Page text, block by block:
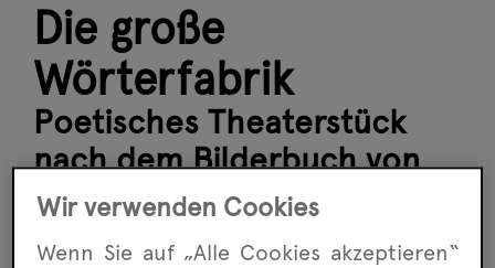
Die große
Wörterfabrik
Poetisches Theaterstück
nach dem Bilderbuch von
Agnès de Lestrade und
Valeria Docampo.
Wir verwenden Cookies
Wenn Sie auf „Alle Cookies akzeptieren“